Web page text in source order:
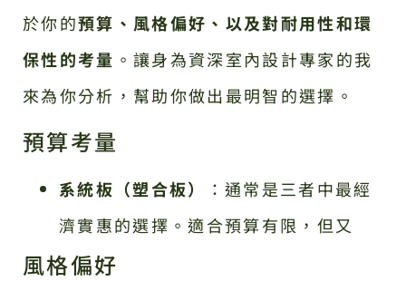
於你的預算、風格偏好、以及對耐用性和環
保性的考量 。讓身為資深室內設計專家的我
來為你分析，幫助你做出最明智的選擇。
預算考量
系統板（塑合板）
：通常是三者中最經
濟實惠的選擇。適合預算有限，但又
風格偏好